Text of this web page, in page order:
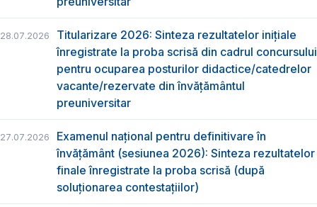
28.07.2026
Titularizare 2026: Sinteza rezultatelor inițiale
înregistrate la proba scrisă din cadrul concursului
pentru ocuparea posturilor didactice/catedrelor
vacante/rezervate din învăţământul
preuniversitar
27.07.2026
Examenul național pentru definitivare în
învățământ (sesiunea 2026): Sinteza rezultatelor
finale înregistrate la proba scrisă (după
soluționarea contestațiilor)